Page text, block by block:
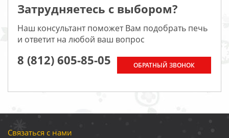
Затрудняетесь с выбором?
Наш консультант поможет Вам подобрать печь
и ответит на любой ваш вопрос
8 (812) 605-85-05 ОБРАТНЫЙ ЗВОНОК
Связаться с нами